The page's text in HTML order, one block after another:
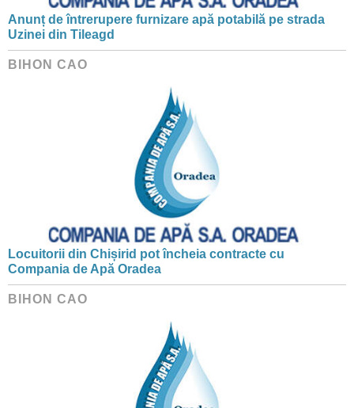
Anunț de întrerupere furnizare apă potabilă pe strada
Uzinei din Tileagd
BIHON CAO
Locuitorii din Chișirid pot încheia contracte cu
Compania de Apă Oradea
BIHON CAO